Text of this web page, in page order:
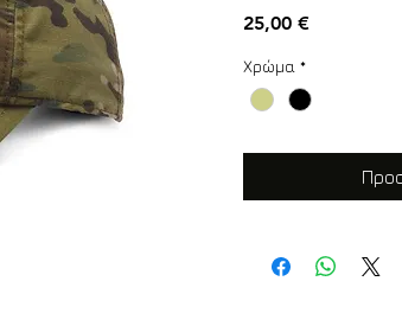
25,00 €Τιμή
Χρώμα *